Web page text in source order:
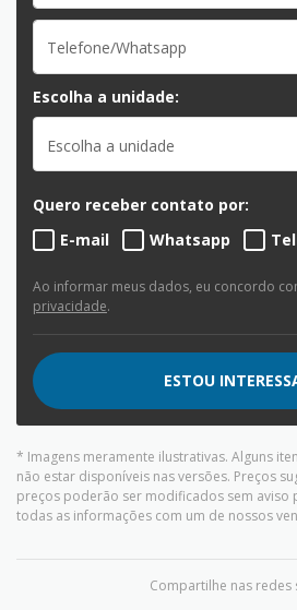
Escolha a unidade:
Escolha a unidade
Quero receber contato por:
E-mail
Whatsapp
Ao informar meus dados, eu concordo
privacidade.
ESTOU
* Imagens meramente ilustrativas. Alguns
não estar disponíveis nas versões. Preços
preços poderão ser modificados sem aviso
todas as informações com um de nossos
Compartilhe nas redes